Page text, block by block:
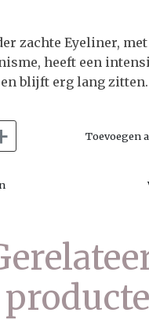
zachte Eyeliner, met
heeft een
blijft erg lang zitten.
Toevoegen